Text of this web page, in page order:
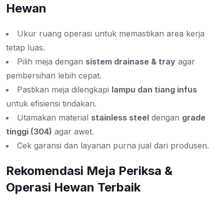
Hewan
Ukur ruang operasi untuk memastikan area kerja
tetap luas.
Pilih meja dengan sistem drainase & tray agar
pembersihan lebih cepat.
Pastikan meja dilengkapi lampu dan tiang infus
untuk efisiensi tindakan.
Utamakan material stainless steel dengan grade
tinggi (304) agar awet.
Cek garansi dan layanan purna jual dari produsen.
Rekomendasi Meja Periksa &
Operasi Hewan Terbaik